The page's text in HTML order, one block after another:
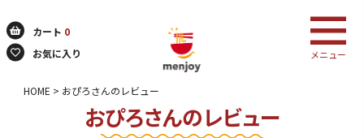
カート 0
お気に入り
メニュー
HOME おぴろさんのレビュー
おぴろさんのレビュー